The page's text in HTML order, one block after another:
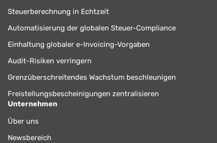
Steuerberechnung in Echtzeit
Automatisierung der globalen Steuer-Compliance
Einhaltung globaler e-Invoicing-Vorgaben
Audit-Risiken verringern
Grenzüberschreitendes Wachstum beschleunigen
Freistellungsbescheinigungen zentralisieren
Unternehmen
Über uns
Newsbereich